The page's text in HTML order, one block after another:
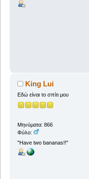
King Lui
Εδώ είναι το σπίτι μου
Μηνύματα: 866
Φύλο:
"Have two bananas!!"